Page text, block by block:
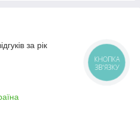
за рік
КНОПКА
ЗВ'ЯЗКУ